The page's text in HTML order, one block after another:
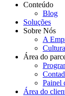
Conteúdo
Blog
Soluções
Sobre Nós
A
Área do
Painel
Área do